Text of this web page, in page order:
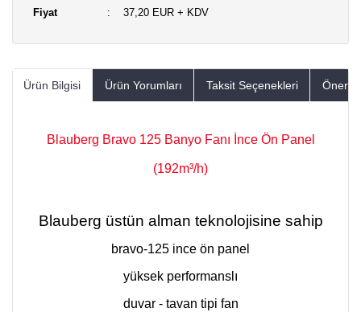
Fiyat
37,20 EUR + KDV
Ürün Bilgisi Ürün Yorumları Taksit Seçenekleri
Blauberg Bravo 125 Banyo Fanı İnce Ön Panel
(192m³/h)
Blauberg üstün alman teknolojisine sahip
bravo-125 ince ön panel
yüksek performanslı
duvar - tavan tipi fan